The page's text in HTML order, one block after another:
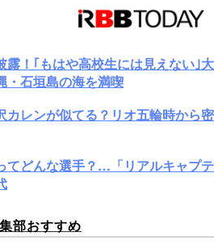
！｢もはや高校生には見えない｣大
・石垣島の海を満喫
レンが似てる？リオ五輪時から密
どんな選手？…「リアルキャプテ
部おすすめ